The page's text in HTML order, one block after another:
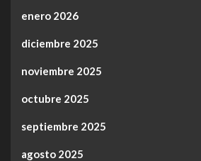
enero 2026
diciembre 2025
noviembre 2025
octubre 2025
septiembre 2025
agosto 2025